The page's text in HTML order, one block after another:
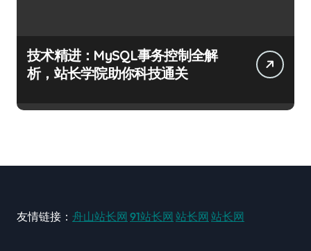
技术精进：MySQL事务控制全解
析，站长学院助你科技通关
友情链接： 舟山站长网 91站长网 站长网 站长网